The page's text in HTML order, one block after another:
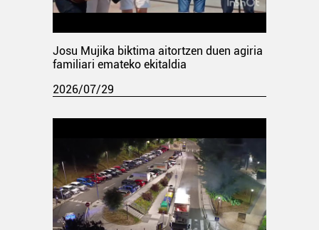
Josu Mujika biktima aitortzen duen agiria
familiari emateko ekitaldia
2026/07/29